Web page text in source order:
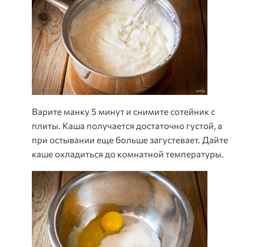
Варите манку 5 минут и снимите сотейник с
плиты. Каша получается достаточно густой, а
при остывании еще больше загустевает. Дайте
каше охладиться до комнатной температуры.